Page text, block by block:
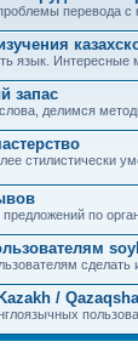
перевода с
язык.
запас
делимся
стилистически
по
/